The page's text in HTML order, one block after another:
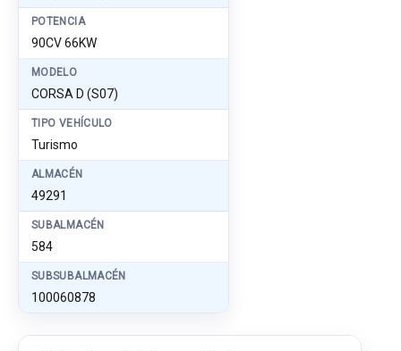
POTENCIA
90CV 66KW
MODELO
CORSA D (S07)
TIPO VEHÍCULO
Turismo
ALMACÉN
49291
SUBALMACÉN
584
SUBSUBALMACÉN
100060878